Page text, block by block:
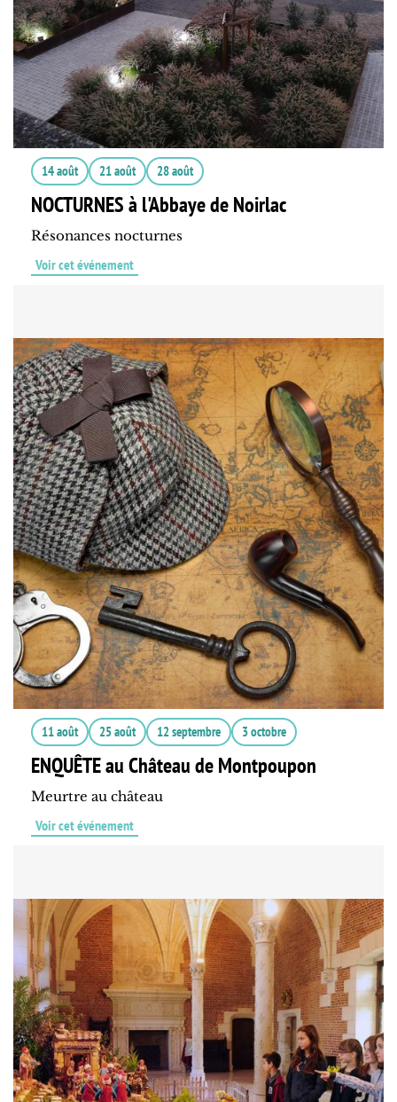
14 août 21 août 28 août
NOCTURNES à l'Abbaye de Noirlac
Résonances nocturnes
Voir cet événement
11 août 25 août 12 septembre 3 octobre
ENQUÊTE au Château de Montpoupon
Meurtre au château
Voir cet événement